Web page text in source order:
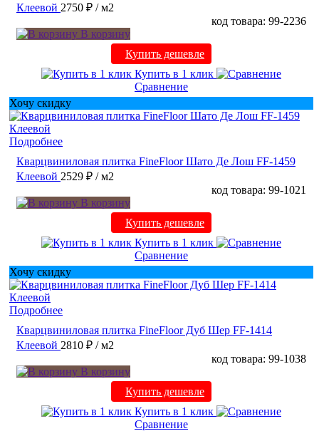
Клеевой 2750 ₽ / м2
код товара: 99-2236
В корзину
Купить дешевле
Купить в 1 клик
Сравнение
Хочу скидку
Подробнее
Кварцвиниловая плитка FineFloor Шато Де Лош FF-1459
Клеевой 2529 ₽ / м2
код товара: 99-1021
В корзину
Купить дешевле
Купить в 1 клик
Сравнение
Хочу скидку
Подробнее
Кварцвиниловая плитка FineFloor Дуб Шер FF-1414
Клеевой 2810 ₽ / м2
код товара: 99-1038
В корзину
Купить дешевле
Купить в 1 клик
Сравнение